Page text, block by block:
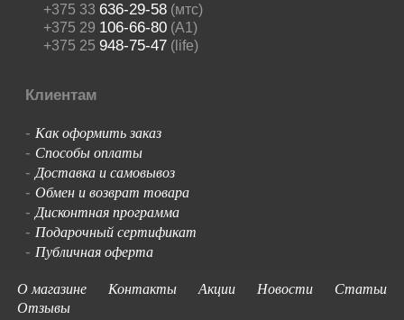
+375 33 636-29-58(мтс)
+375 29 106-66-80(A1)
+375 25 948-75-47(life)
Клиентам
- Как оформить заказ
- Способы оплаты
-Доставка и самовывоз
- Обмен и возврат товара
-Дисконтная программа
- Подарочный сертификат
- Публичная оферта
О магазине
Контакты Акции Новости
Статьи
Отзывы